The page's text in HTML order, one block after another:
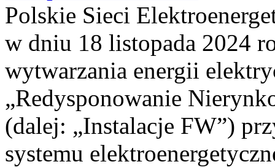
Polskie Sieci
w dniu 18 listopada 2024
wytwarzania energii
„Redysponowanie
(dalej: „Instalacje FW”)
systemu